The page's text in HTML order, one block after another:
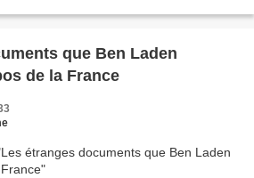
que Ben Laden
de la France